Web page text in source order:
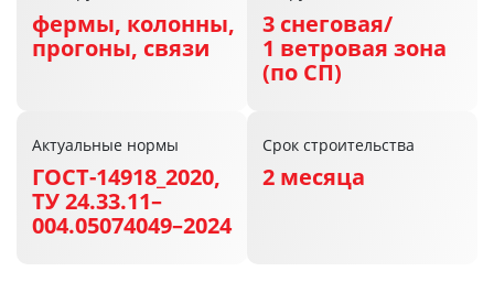
фермы, колонны,
прогоны, связи
3 снеговая/
1 ветровая зона
(по СП)
Актуальные нормы
ГОСТ-14918_2020,
ТУ 24.33.11–
004.05074049–2024
Срок строительства
2 месяца